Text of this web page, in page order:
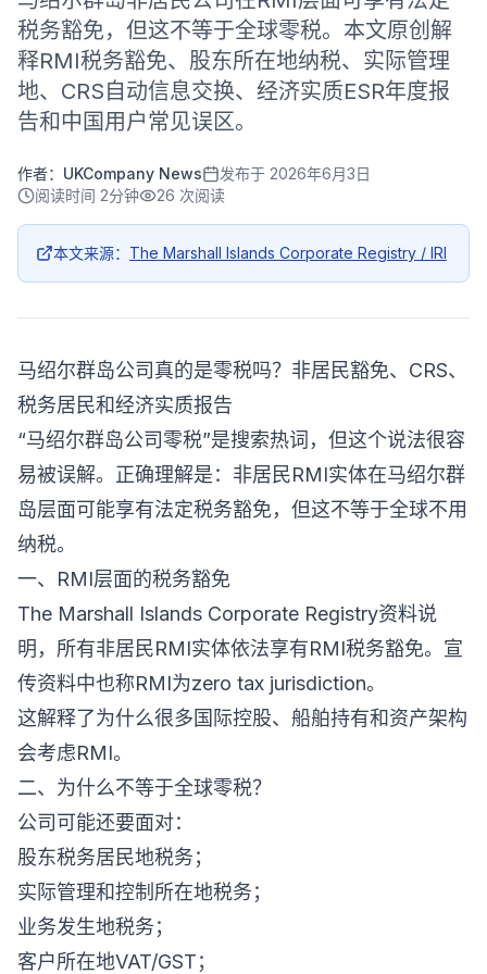
税务豁免，但这不等于全球零税。本文原创解
释RMI税务豁免、股东所在地纳税、实际管理
地、CRS自动信息交换、经济实质ESR年度报
告和中国用户常见误区。
作者： UKCompany News 发布于 2026年6月3日
阅读时间 2分钟 26 次阅读
本文来源： The Marshall Islands Corporate Registry / IRI
马绍尔群岛公司真的是零税吗？非居民豁免、CRS、
税务居民和经济实质报告
“马绍尔群岛公司零税”是搜索热词，但这个说法很容
易被误解。正确理解是：非居民RMI实体在马绍尔群
岛层面可能享有法定税务豁免，但这不等于全球不用
纳税。
一、RMI层面的税务豁免
The Marshall Islands Corporate Registry资料说
明，所有非居民RMI实体依法享有RMI税务豁免。宣
传资料中也称RMI为zero tax jurisdiction。
这解释了为什么很多国际控股、船舶持有和资产架构
会考虑RMI。
二、为什么不等于全球零税？
公司可能还要面对：
股东税务居民地税务；
实际管理和控制所在地税务；
业务发生地税务；
客户所在地VAT/GST；